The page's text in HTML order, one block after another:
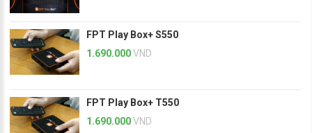
FPT Play Box+ S550
1.690.000VND
FPT Play Box+ T550
1.690.000VND